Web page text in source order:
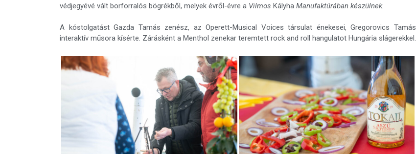
védjegyévé vált borforralós bögrékből, melyek évről-évre a Vilmos Kályha Manufaktúrában készülnek.
A kóstolgatást Gazda Tamás zenész, az Operett-Musical Voices társulat énekesei, Gregorovics Tamás
interaktív műsora kísérte. Zárásként a Menthol zenekar teremtett rock and roll hangulatot Hungária slágerekkel.